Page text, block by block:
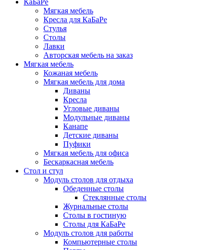
Мягкая мебель
Кресла для КаБаРе
Стулья
Столы
Лавки
Авторская мебель на заказ
Мягкая мебель
Кожаная мебель
Мягкая мебель для дома
Диваны
Кресла
Угловые диваны
Модульные диваны
Канапе
Детские диваны
Пуфики
Мягкая мебель для офиса
Бескаркасная мебель
Стол и стул
Модуль столов для отдыха
Обеденные столы
Стеклянные столы
Журнальные столы
Столы в гостиную
Столы для КаБаРе
Модуль столов для работы
Компьютерные столы